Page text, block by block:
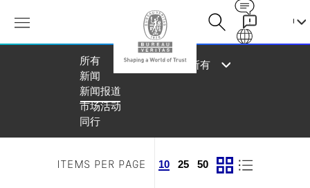
所有
新闻
新闻报道
市场活动
同行
按年份查看
ITEMS PER PAGE 10 25 50